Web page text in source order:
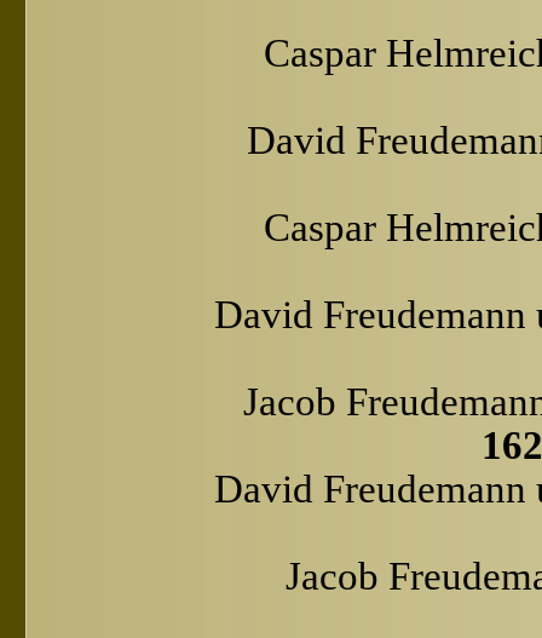
Caspar
David
Caspar
David
Jacob
David
Jacob